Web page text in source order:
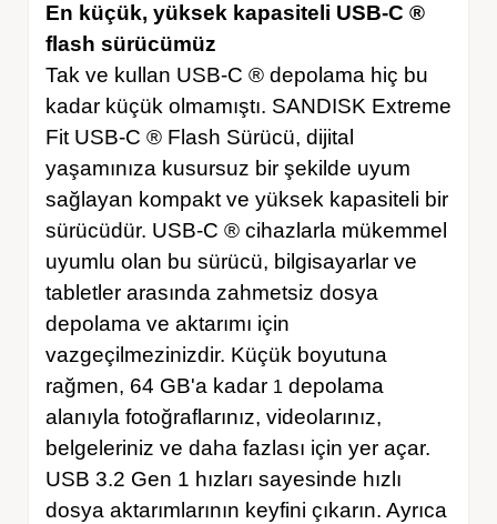
En küçük, yüksek kapasiteli USB-C ®
flash sürücümüz
Tak ve kullan USB-C ® depolama hiç bu
kadar küçük olmamıştı. SANDISK Extreme
Fit USB-C ® Flash Sürücü, dijital
yaşamınıza kusursuz bir şekilde uyum
sağlayan kompakt ve yüksek kapasiteli bir
sürücüdür. USB-C ® cihazlarla mükemmel
uyumlu olan bu sürücü, bilgisayarlar ve
tabletler arasında zahmetsiz dosya
depolama ve aktarımı için
vazgeçilmezinizdir. Küçük boyutuna
rağmen, 64 GB'a kadar 1 depolama
alanıyla fotoğraflarınız, videolarınız,
belgeleriniz ve daha fazlası için yer açar.
USB 3.2 Gen 1 hızları sayesinde hızlı
dosya aktarımlarının keyfini çıkarın. Ayrıca